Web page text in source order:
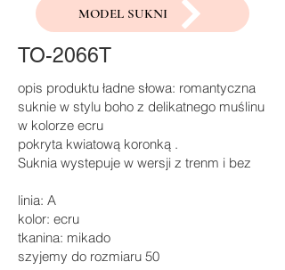
MODEL SUKNI
TO-2066T
opis produktu ładne słowa: romantyczna
suknie w stylu boho z delikatnego muślinu
w kolorze ecru
pokryta kwiatową koronką .
Suknia wystepuje w wersji z trenm i bez
linia: A
kolor: ecru
tkanina: mikado
szyjemy do rozmiaru 50